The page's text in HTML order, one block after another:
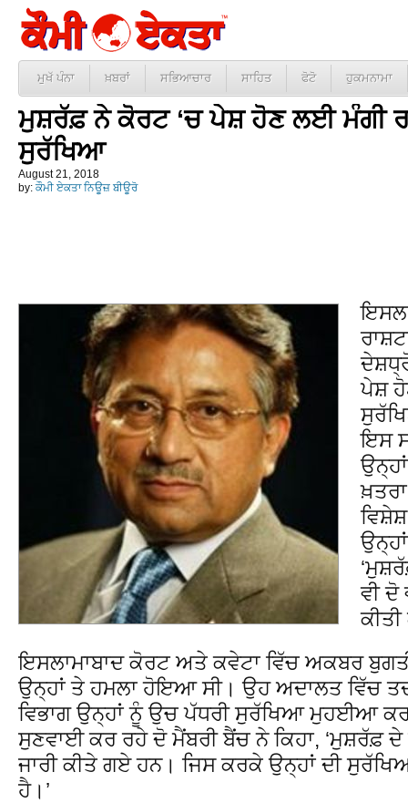
ਮੁਖੱ ਪੰਨਾ ਖ਼ਬਰਾਂ ਸਭਿਆਚਾਰ ਸਾਹਿਤ ਫੋਟੋ ਹੁਕਮਨਾਮਾ
ਮੁਸ਼ਰੱਫ਼ ਨੇ ਕੋਰਟ ‘ਚ ਪੇਸ਼ ਹੋਣ ਲਈ ਮੰਗੀ
ਸੁਰੱਖਿਆ
August 21, 2018
by: ਕੌਮੀ ਏਕਤਾ ਨਿਊਜ਼ ਬੀਊਰੋ
ਪੇਸ਼
ਇਸ
ਵੀ ਦੋ
ਇਸਲਾਮਾਬਾਦ ਕੋਰਟ ਅਤੇ ਕਵੇਟਾ ਵਿੱਚ ਅਕਬਰ
ਉਨ੍ਹਾਂ ਤੇ ਹਮਲਾ ਹੋਇਆ ਸੀ। ਉਹ ਅਦਾਲਤ ਵਿੱਚ
ਵਿਭਾਗ ਉਨ੍ਹਾਂ ਨੂੰ ਉਚ ਪੱਧਰੀ ਸੁਰੱਖਿਆ ਮੁਹਈਆ
ਸੁਣਵਾਈ ਕਰ ਰਹੇ ਦੋ ਮੈਂਬਰੀ ਬੈਂਚ ਨੇ ਕਿਹਾ, ‘ਮੁਸ਼ਰੱਫ਼ ਦੇ
ਜਾਰੀ ਕੀਤੇ ਗਏ ਹਨ। ਜਿਸ ਕਰਕੇ ਉਨ੍ਹਾਂ ਦੀ
ਹੈ।’